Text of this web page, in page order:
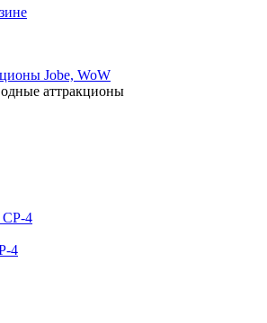
Jobe, WoW
аттракционы
4